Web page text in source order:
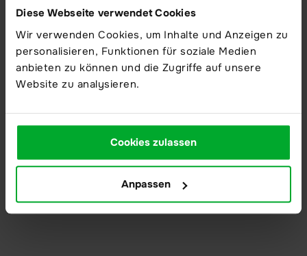
Diese Webseite verwendet Cookies
Wir verwenden Cookies, um Inhalte und Anzeigen zu
personalisieren, Funktionen für soziale Medien
anbieten zu können und die Zugriffe auf unsere
Website zu analysieren.
Cookies zulassen
Anpassen
Impressum
Karriere
EN